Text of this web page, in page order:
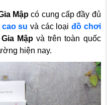
Mậpcó cung cấp đầy đủ
cao su và các loại đồ chơi
Mậpvà trên toàn quốc
hiện nay.